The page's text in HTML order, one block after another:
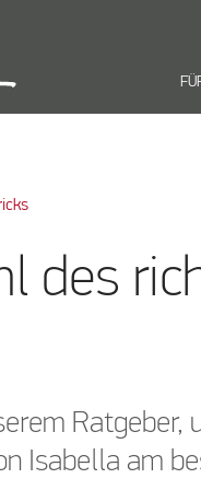
des
Isabella am